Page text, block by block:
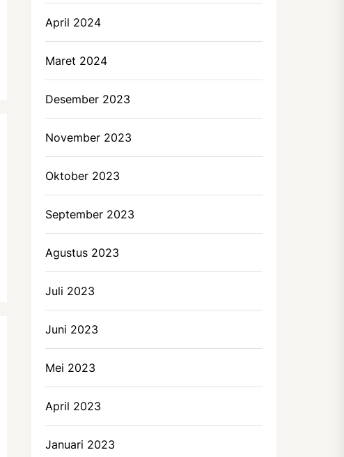
April 2024
Maret 2024
Desember 2023
November 2023
Oktober 2023
September 2023
Agustus 2023
Juli 2023
Juni 2023
Mei 2023
April 2023
Januari 2023